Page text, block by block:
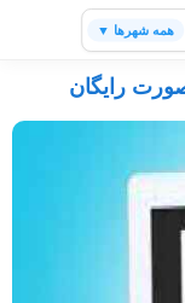
همه شهرها ▼
رایگان